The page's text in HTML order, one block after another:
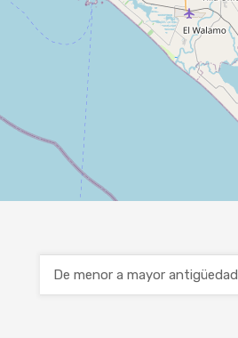
De menor a mayor antigüedad